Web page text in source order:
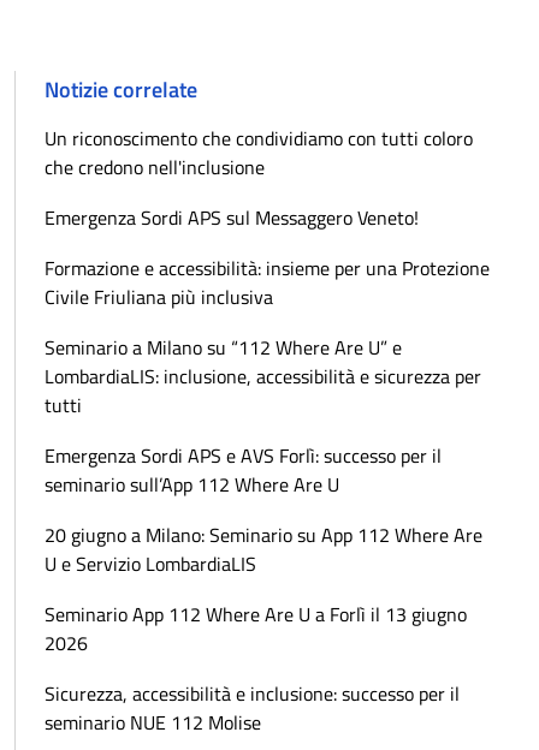
Notizie correlate
Un riconoscimento che condividiamo con tutti coloro
che credono nell'inclusione
Emergenza Sordi APS sul Messaggero Veneto!
Formazione e accessibilità: insieme per una Protezione
Civile Friuliana più inclusiva
Seminario a Milano su “112 Where Are U” e
LombardiaLIS: inclusione, accessibilità e sicurezza per
tutti
Emergenza Sordi APS e AVS Forlì: successo per il
seminario sull’App 112 Where Are U
20 giugno a Milano: Seminario su App 112 Where Are
U e Servizio LombardiaLIS
Seminario App 112 Where Are U a Forlì il 13 giugno
2026
Sicurezza, accessibilità e inclusione: successo per il
seminario NUE 112 Molise